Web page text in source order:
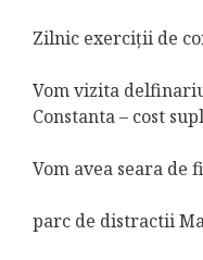
Zilnic exerciții de
Vom vizita
Constanta – cost
Vom avea seara de
parc de distractii